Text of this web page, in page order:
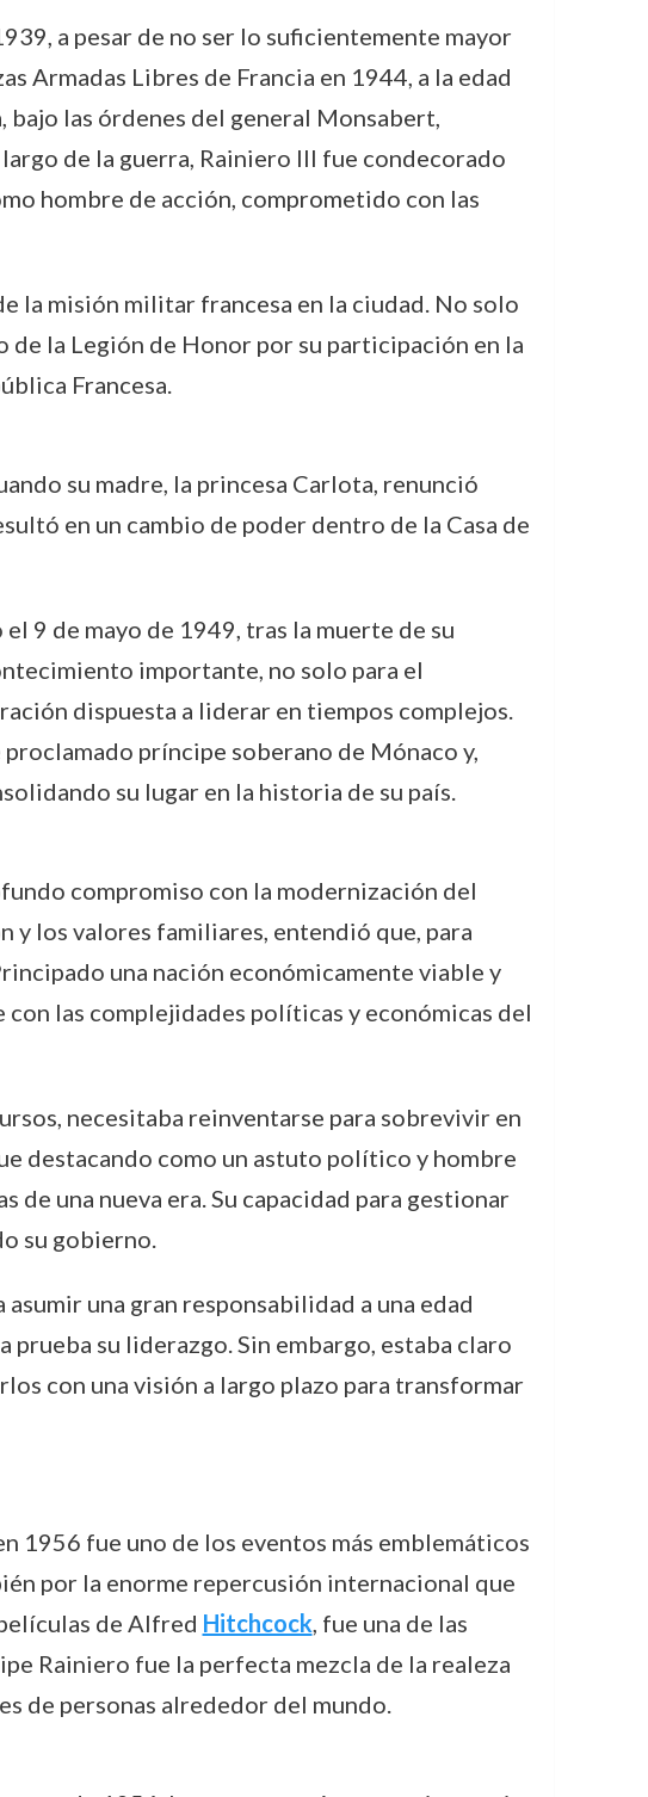
a pesar de no ser lo suficientemente mayor
Armadas Libres de Francia en 1944, a la edad
bajo las órdenes del general Monsabert,
de la guerra, Rainiero III fue condecorado
hombre de acción, comprometido con las
la misión militar francesa en la ciudad. No solo
la Legión de Honor por su participación en la
Francesa.
su madre, la princesa Carlota, renunció
en un cambio de poder dentro de la Casa de
9 de mayo de 1949, tras la muerte de su
importante, no solo para el
dispuesta a liderar en tiempos complejos.
príncipe soberano de Mónaco y,
su lugar en la historia de su país.
compromiso con la modernización del
y los valores familiares, entendió que, para
una nación económicamente viable y
las complejidades políticas y económicas del
necesitaba reinventarse para sobrevivir en
destacando como un astuto político y hombre
una nueva era. Su capacidad para gestionar
su gobierno.
una gran responsabilidad a una edad
su liderazgo. Sin embargo, estaba claro
con una visión a largo plazo para transformar
1956 fue uno de los eventos más emblemáticos
por la enorme repercusión internacional que
de Alfred Hitchcock, fue una de las
Rainiero fue la perfecta mezcla de la realeza
de personas alrededor del mundo.